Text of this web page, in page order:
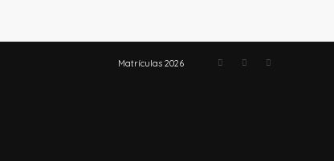
Matrículas 2026